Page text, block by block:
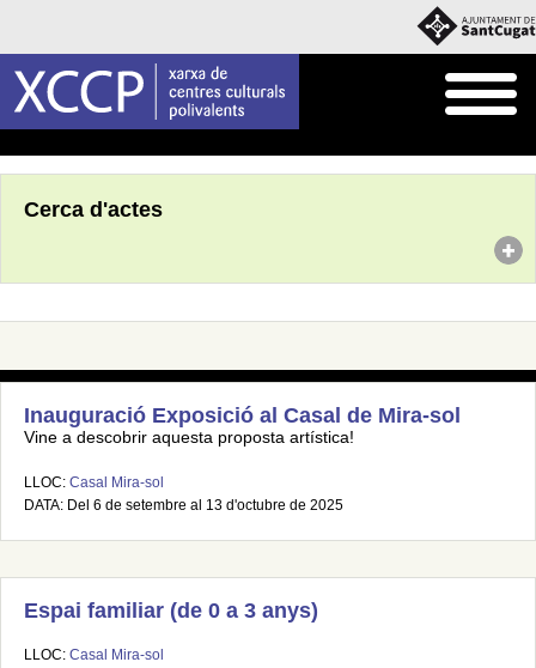
Cerca d'actes
Inauguració Exposició al Casal de Mira-sol
Vine a descobrir aquesta proposta artística!
LLOC: Casal Mira-sol
DATA: Del 6 de setembre al 13 d'octubre de 2025
Espai familiar (de 0 a 3 anys)
LLOC: Casal Mira-sol